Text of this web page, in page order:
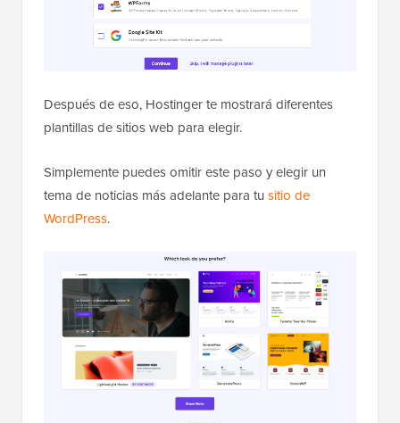
Después de eso, Hostinger te mostrará diferentes
plantillas de sitios web para elegir.
Simplemente puedes omitir este paso y elegir un
tema de noticias más adelante para tu sitio de
WordPress.